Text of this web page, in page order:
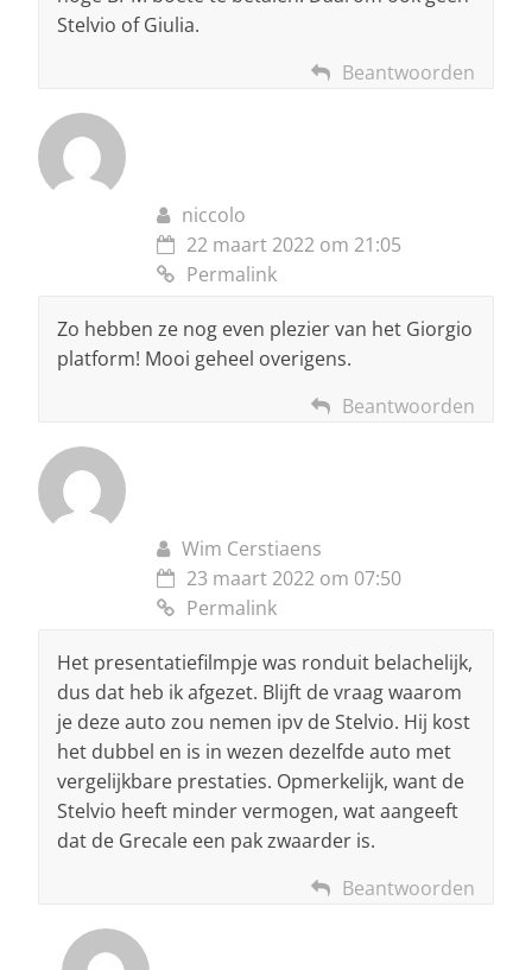
Stelvio of Giulia.
Beantwoorden
niccolo
22 maart 2022 om 21:05
Permalink
Zo hebben ze nog even plezier van het Giorgio
platform! Mooi geheel overigens.
Beantwoorden
Wim Cerstiaens
23 maart 2022 om 07:50
Permalink
Het presentatiefilmpje was ronduit belachelijk,
dus dat heb ik afgezet. Blijft de vraag waarom
je deze auto zou nemen ipv de Stelvio. Hij kost
het dubbel en is in wezen dezelfde auto met
vergelijkbare prestaties. Opmerkelijk, want de
Stelvio heeft minder vermogen, wat aangeeft
dat de Grecale een pak zwaarder is.
Beantwoorden